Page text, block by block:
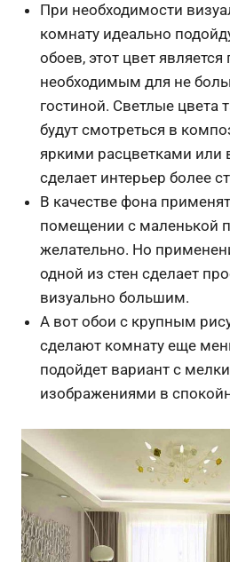
При необходимости
комнату идеально
обоев, этот цвет является
необходимым для не
гостиной. Светлые цвета
будут смотреться в
яркими расцветками или
сделает интерьер более
В качестве фона
помещении с маленькой
желательно. Но
одной из стен сделает
визуально большим.
А вот обои с крупным
сделают комнату еще
подойдет вариант с
изображениями в